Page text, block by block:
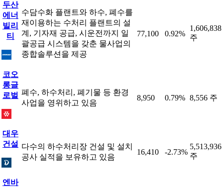
두산
에너
빌리
티
수담수화 플랜트와 하수, 폐수를
재이용하는 수처리 플랜트의 설
계, 기자재 공급, 시운전까지 일
괄공급 시스템을 갖춘 물사업의
종합솔루션을 제공
77,100 0.92%
1,606,838
주
코오
롱글
로벌 폐수, 하수처리, 폐기물 등 환경
사업을 영위하고 있음
8,950 0.79% 8,556 주
대우
건설 다수의 하수처리장 건설 및 설치
공사 실적을 보유하고 있음
16,410 -2.73%
5,513,936
주
엔바